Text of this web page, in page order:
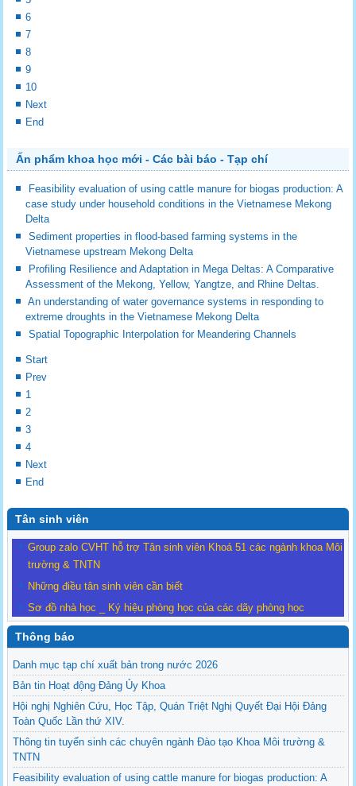
6
7
8
9
10
Next
End
Ấn phẩm khoa học mới - Các bài báo - Tạp chí
Feasibility evaluation of using cattle manure for biogas production: A
case study under household conditions in the Vietnamese Mekong
Delta
Sediment properties in flood-based farming systems in the
Vietnamese upstream Mekong Delta
Profiling Resilience and Adaptation in Mega Deltas: A Comparative
Assessment of the Mekong, Yellow, Yangtze, and Rhine Deltas.
An understanding of water governance systems in responding to
extreme droughts in the Vietnamese Mekong Delta
Spatial Topographic Interpolation for Meandering Channels
Start
Prev
1
2
3
4
Next
End
Tân sinh viên
Group zalo CVHT hỗ trợ Tân sinh viên Khoá 51 các ngành khoa Môi
trường & TNTN
Những điều tân sinh viên cần biết
Sơ đồ nhà học _ Ký hiệu phòng học của các dãy phòng học
Thông báo
Danh mục tạp chí xuất bản trong nước 2026
Bản tin Hoạt động Đảng Ủy Khoa
Hội nghị Nghiên Cứu, Học Tập, Quán Triệt Nghị Quyết Đại Hội Đảng
Toàn Quốc Lần thứ XIV.
Thông tin tuyển sinh các chuyên ngành Đào tạo Khoa Môi trường &
TNTN
Feasibility evaluation of using cattle manure for biogas production: A